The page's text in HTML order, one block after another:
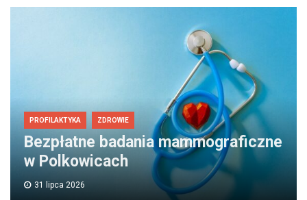
PROFILAKTYKA ZDROWIE
Bezpłatne badania mammograficzne
w Polkowicach
31 lipca 2026